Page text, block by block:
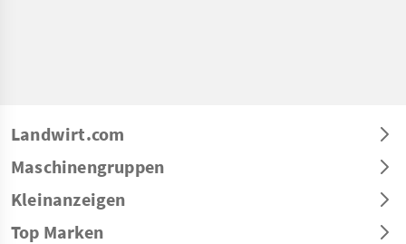
Landwirt.com
Maschinengruppen
Kleinanzeigen
Top Marken